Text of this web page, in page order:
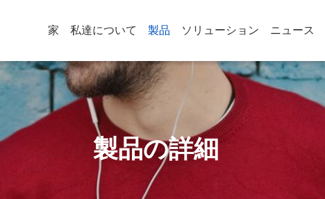
家 私達について 製品 ソリューション ニュース
製品の詳細